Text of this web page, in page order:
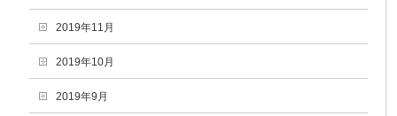
2019年11月
2019年10月
2019年9月